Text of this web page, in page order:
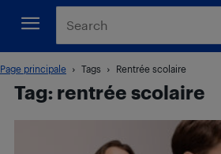
Page principale Tags Rentrée scolaire
Tag: rentrée scolaire